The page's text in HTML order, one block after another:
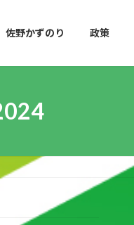
佐野かずのり 政策